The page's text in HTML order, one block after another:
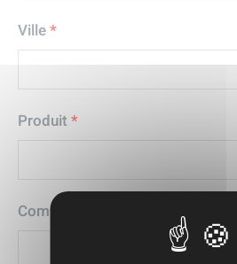
Ville*
Produit *
Commentaire